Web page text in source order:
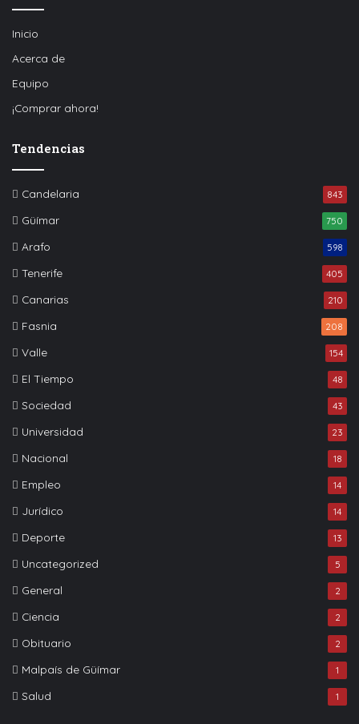
Inicio
Acerca de
Equipo
¡Comprar ahora!
Tendencias
Candelaria 843
Güímar 750
Arafo 598
Tenerife 405
Canarias 210
Fasnia 208
Valle 154
El Tiempo 48
Sociedad 43
Universidad 23
Nacional 18
Empleo 14
Jurídico 14
Deporte 13
Uncategorized 5
General 2
Ciencia 2
Obituario 2
Malpaís de Güímar 1
Salud 1